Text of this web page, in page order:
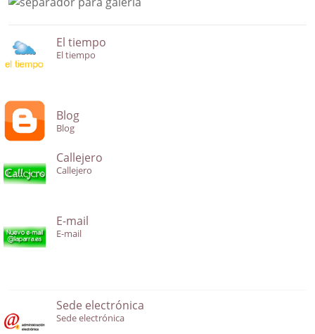
El tiempo
El tiempo
Blog
Blog
Callejero
Callejero
E-mail
E-mail
Sede electrónica
Sede electrónica